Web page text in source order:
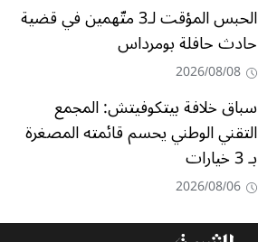
الحبس المؤقت لـ3 متّهمين في قضية
حادث حافلة بومرداس
2026/08/08
سباق خلافة بيتكوفيتش: المجمع
التقني الوطني يحسم قائمته المصغرة
بـ 3 خيارات
2026/08/06